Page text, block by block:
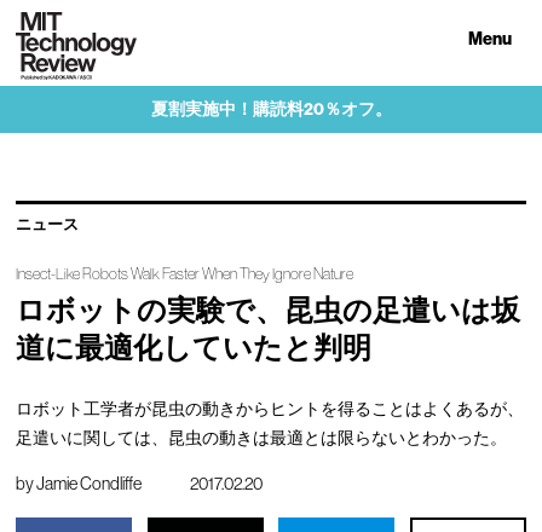
Menu
夏割実施中！購読料20％オフ。
ニュース
Insect-Like Robots Walk Faster When They Ignore Nature
ロボットの実験で、昆虫の足遣いは坂
道に最適化していたと判明
ロボット工学者が昆虫の動きからヒントを得ることはよくあるが、
足遣いに関しては、昆虫の動きは最適とは限らないとわかった。
byJamie Condliffe 2017.02.20